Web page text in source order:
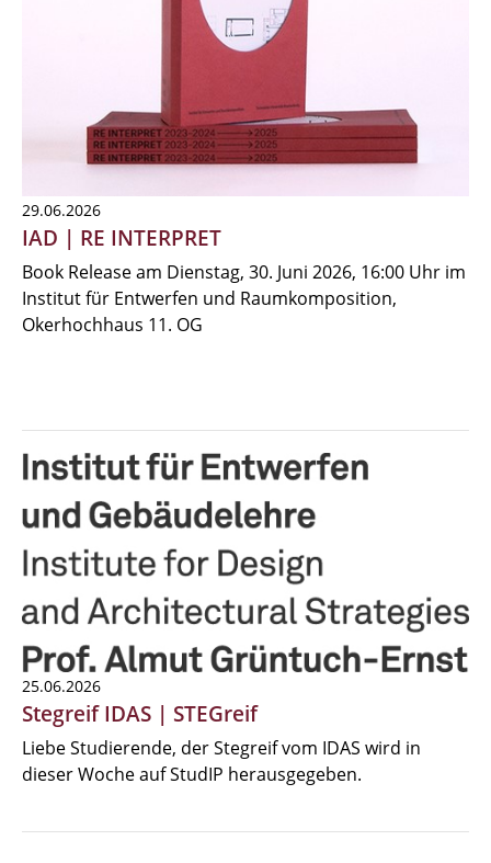
29.06.2026
IAD | RE INTERPRET
Book Release am Dienstag, 30. Juni 2026, 16:00 Uhr im
Institut für Entwerfen und Raumkomposition,
Okerhochhaus 11. OG
25.06.2026
Stegreif IDAS | STEGreif
Liebe Studierende, der Stegreif vom IDAS wird in
dieser Woche auf StudIP herausgegeben.